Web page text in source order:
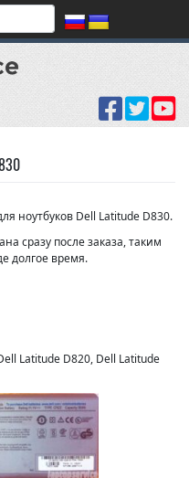
ноутбуков Dell Latitude D830.
сразу после заказа, таким
долгое время.
Latitude D820, Dell Latitude